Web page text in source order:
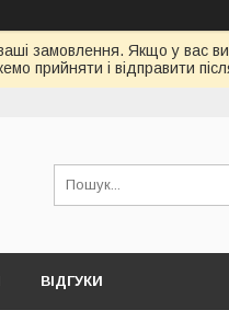
замовлення. Якщо у вас
прийняти і відправити
ВІДГУКИ